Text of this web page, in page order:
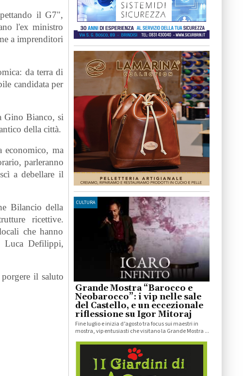
il G7",
l'ex ministro
a imprenditori
da terra di
candidata per
Gino Bianco, si
della città.
economico, ma
parleranno
a debellare il
Bilancio della
ricettive.
che hanno
Luca Defilippi,
porgere il saluto
CULTURA
Grande Mostra “Barocco e
Neobarocco”: i vip nelle sale
del Castello, e un eccezionale
riflessione su Igor Mitoraj
Fine luglio e inizia d’agosto tra focus sui maestri in
mostra, vip entusiasti che visitano la Grande Mostra ...